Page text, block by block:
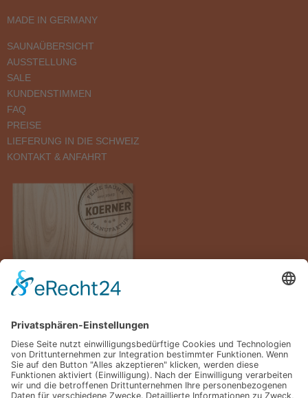
MADE IN GERMANY
SAUNAÜBERSICHT
AUSSTELLUNG
SALE
KUNDENSTIMMEN
FAQ
PREISE
LIEFERUNG IN DIE SCHWEIZ
KONTAKT & ANFAHRT
Hier unseren Katalog downloaden.
LIEFERUNG & MONTAGE